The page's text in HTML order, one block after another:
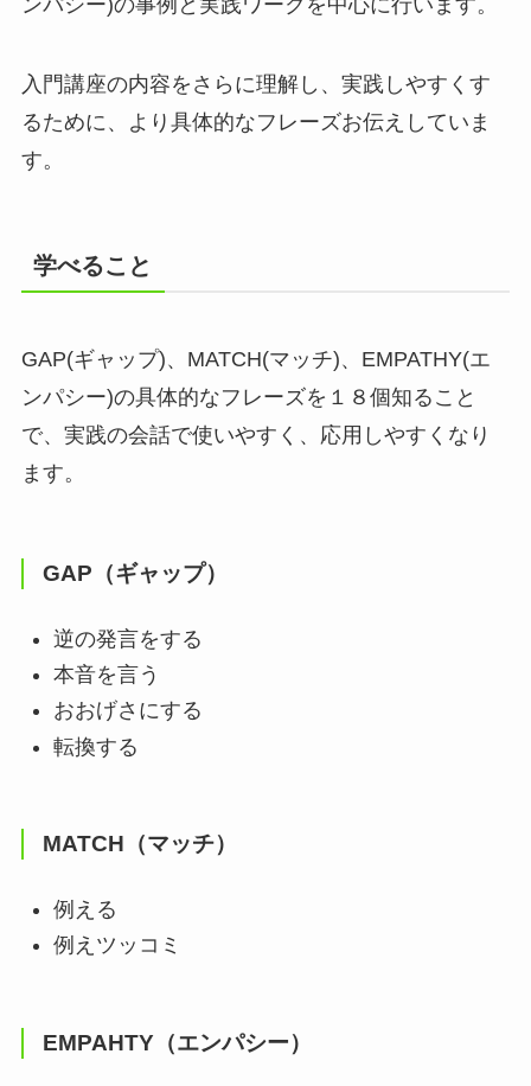
入門講座の内容をさらに理解し、実践しやすくす
るために、より具体的なフレーズお伝えしていま
す。
学べること
GAP(ギャップ)、MATCH(マッチ)、EMPATHY(エ
ンパシー)の具体的なフレーズを１８個知ること
で、実践の会話で使いやすく、応用しやすくなり
ます。
GAP（ギャップ）
逆の発言をする
本音を言う
おおげさにする
転換する
MATCH（マッチ）
例える
例えツッコミ
EMPAHTY（エンパシー）